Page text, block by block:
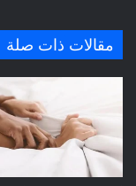
مقالات ذات صلة